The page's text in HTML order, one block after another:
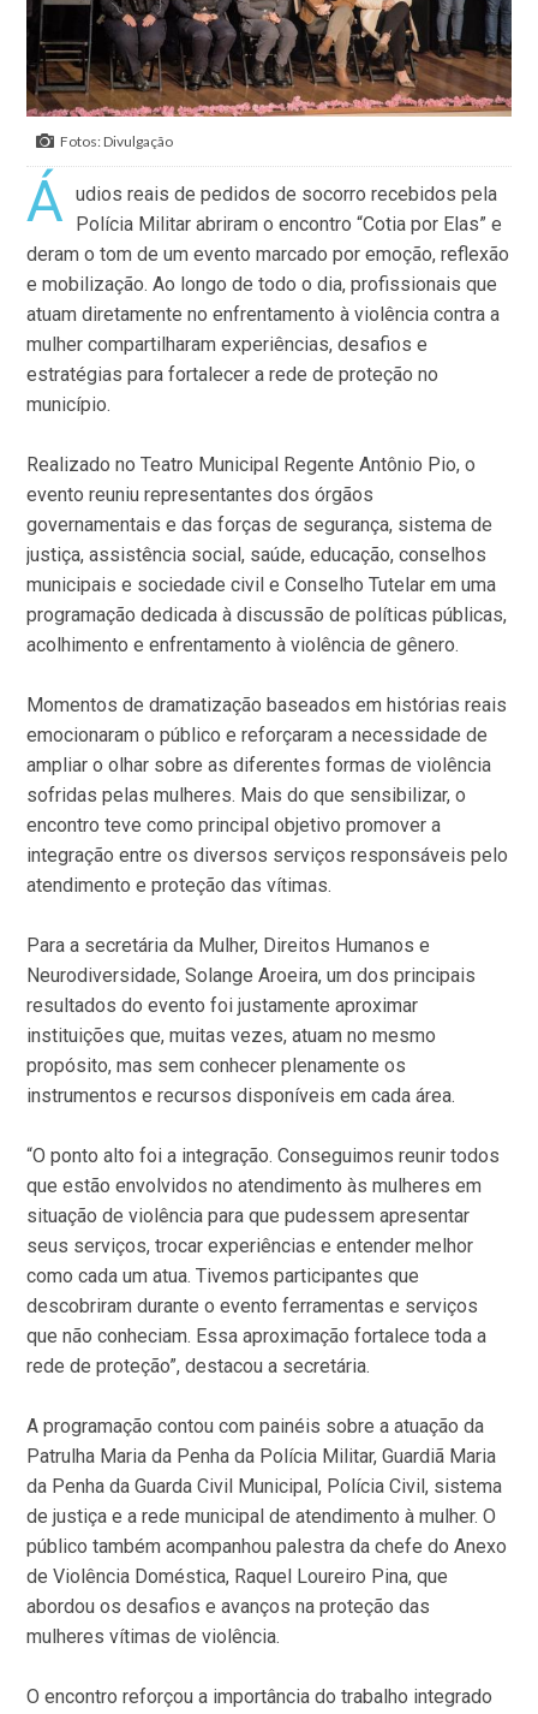
Fotos: Divulgação
Á
udios reais de pedidos de socorro recebidos pela
Polícia Militar abriram o encontro “Cotia por Elas” e
deram o tom de um evento marcado por emoção, reflexão
e mobilização. Ao longo de todo o dia, profissionais que
atuam diretamente no enfrentamento à violência contra a
mulher compartilharam experiências, desafios e
estratégias para fortalecer a rede de proteção no
município.
Realizado no Teatro Municipal Regente Antônio Pio, o
evento reuniu representantes dos órgãos
governamentais e das forças de segurança, sistema de
justiça, assistência social, saúde, educação, conselhos
municipais e sociedade civil e Conselho Tutelar em uma
programação dedicada à discussão de políticas públicas,
acolhimento e enfrentamento à violência de gênero.
Momentos de dramatização baseados em histórias reais
emocionaram o público e reforçaram a necessidade de
ampliar o olhar sobre as diferentes formas de violência
sofridas pelas mulheres. Mais do que sensibilizar, o
encontro teve como principal objetivo promover a
integração entre os diversos serviços responsáveis pelo
atendimento e proteção das vítimas.
Para a secretária da Mulher, Direitos Humanos e
Neurodiversidade, Solange Aroeira, um dos principais
resultados do evento foi justamente aproximar
instituições que, muitas vezes, atuam no mesmo
propósito, mas sem conhecer plenamente os
instrumentos e recursos disponíveis em cada área.
“O ponto alto foi a integração. Conseguimos reunir todos
que estão envolvidos no atendimento às mulheres em
situação de violência para que pudessem apresentar
seus serviços, trocar experiências e entender melhor
como cada um atua. Tivemos participantes que
descobriram durante o evento ferramentas e serviços
que não conheciam. Essa aproximação fortalece toda a
rede de proteção”, destacou a secretária.
A programação contou com painéis sobre a atuação da
Patrulha Maria da Penha da Polícia Militar, Guardiã Maria
da Penha da Guarda Civil Municipal, Polícia Civil, sistema
de justiça e a rede municipal de atendimento à mulher. O
público também acompanhou palestra da chefe do Anexo
de Violência Doméstica, Raquel Loureiro Pina, que
abordou os desafios e avanços na proteção das
mulheres vítimas de violência.
O encontro reforçou a importância do trabalho integrado